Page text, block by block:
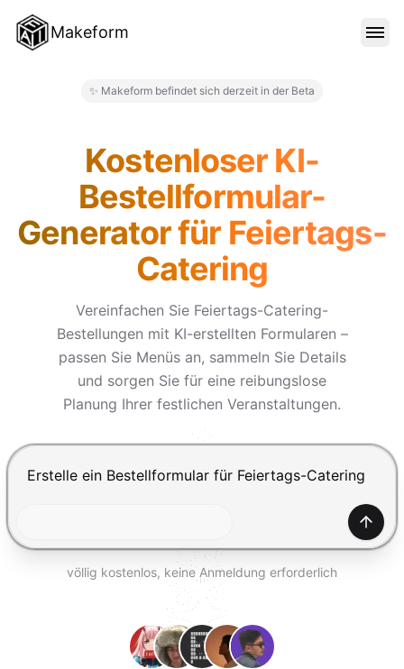
Makeform
ANMELDEN
KOSTENLOS TESTEN
✨ Makeform befindet sich derzeit in der Beta
Kostenloser KI-
Bestellformular-
Generator für Feiertags-
Catering
Vereinfachen Sie Feiertags-Catering-
Bestellungen mit KI-erstellten Formularen –
passen Sie Menüs an, sammeln Sie Details
und sorgen Sie für eine reibungslose
Planung Ihrer festlichen Veranstaltungen.
Drücke Enter zum Absenden, Shift+Enter für einen
völlig kostenlos, keine Anmeldung erforderlich